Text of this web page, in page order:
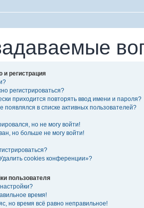
регистрация
регистрироваться?
приходится повторять ввод имени и пароля?
появлялся в списке активных пользователей?
но не могу войти!
но больше не могу войти!
cookies конференции»?
пользователя
время!
но время всё равно неправильное!